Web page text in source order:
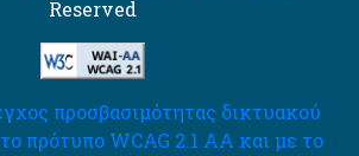
Reserved
προσβασιμότητας δικτυακού
πρότυπο WCAG 2.1 AA και με το